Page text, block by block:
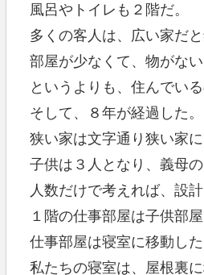
風呂やトイレも２階だ。
多くの客人は、広い家だと
部屋が少なくて、物がな
というよりも、住んでい
そして、８年が経過した。
狭い家は文字通り狭い家に
子供は３人となり、義母
人数だけで考えれば、設
１階の仕事部屋は子供部屋
仕事部屋は寝室に移動した
私たちの寝室は、屋根裏に